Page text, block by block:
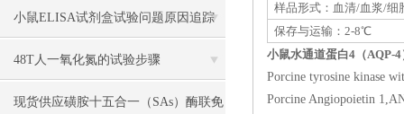
小鼠ELISA试剂盒试验问题原因追踪
48T人一氧化氮的试验步骤
现货供应磺胺十五合一（SAs）酶联免
样品形式：血清/血浆/细
保存与运输：2-8℃
小鼠水通道蛋白4（AQP-
Porcine tyrosine kinase
Porcine Angiopoietin